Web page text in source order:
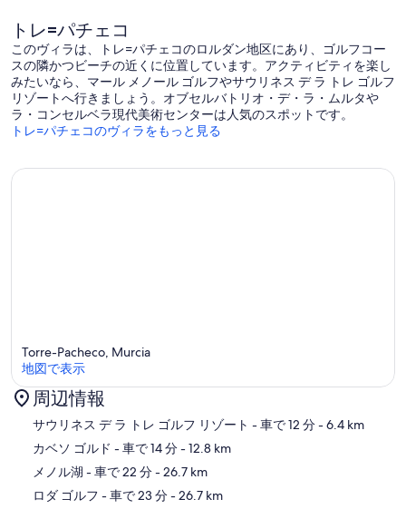
トレ=パチェコ
このヴィラは、トレ=パチェコのロルダン地区にあり、ゴルフコー
スの隣かつビーチの近くに位置しています。アクティビティを楽し
みたいなら、マール メノール ゴルフやサウリネス デ ラ トレ ゴルフ
リゾートへ行きましょう。オブセルバトリオ・デ・ラ・ムルタや
ラ・コンセルベラ現代美術センターは人気のスポットです。
トレ=パチェコのヴィラをもっと見る
地図
Torre-Pacheco, Murcia
地図で表示
周辺情報
サウリネス デ ラ トレ ゴルフ リゾート - 車で 12 分- 6.4 km
カベソ ゴルド - 車で 14 分- 12.8 km
メノル湖 - 車で 22 分- 26.7 km
ロダ ゴルフ - 車で 23 分- 26.7 km